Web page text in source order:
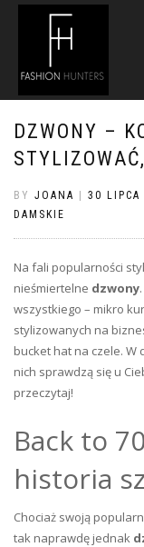
DZWONY –
BY JOANA 30 LIPCA
DAMSKIE
Na fali popularności
nieśmiertelne dzwony
wszystkiego – mikro
stylizowanych na
bucket hat na czele. W
nich sprawdzą się u
przeczytaj!
Back to
historia
Chociaż swoją
tak naprawdę jednak